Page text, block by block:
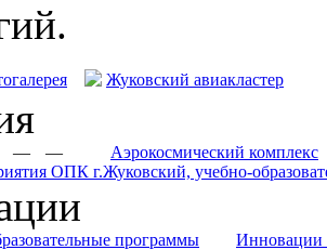
Жуковский авиакластер
Аэрокосмический комплекс
—
—
ОПК г.Жуковский, учебно-
программы Инновации